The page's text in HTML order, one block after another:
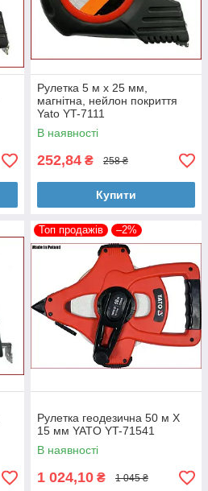
Рулетка 5 м x 25 мм,
магнітна, нейлон покриття
Yato YT-7111
В наявності
252,84 ₴ 258 ₴
Купити
Топ продажів –2%
Рулетка геодезична 50 м Х
15 мм YATO YT-71541
В наявності
1 024,10 ₴ 1 045 ₴